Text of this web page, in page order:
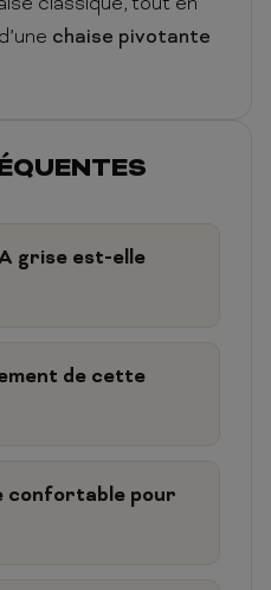
chaise pivotante
grise est-elle
de cette
confortable pour